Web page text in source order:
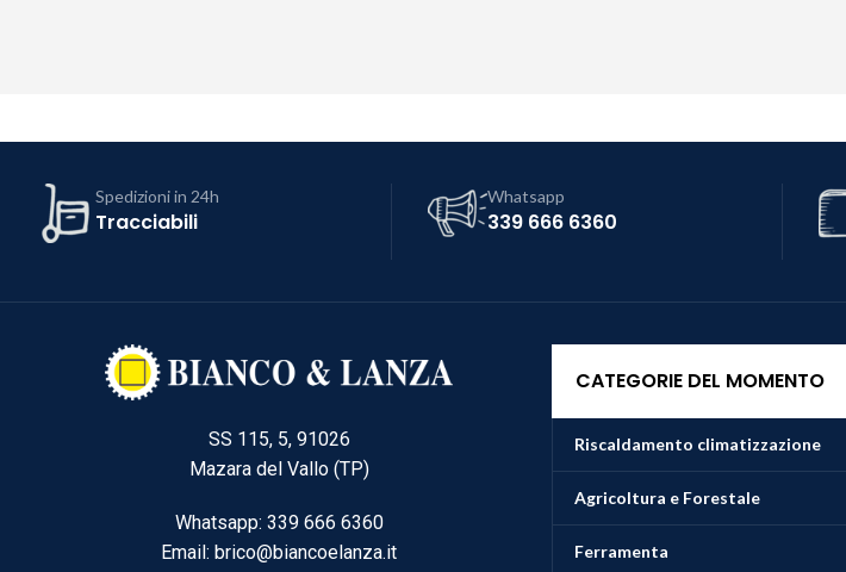
Spedizioni in 24h
Tracciabili
Whatsapp
339 666 6360
SS 115, 5, 91026
Mazara del Vallo (TP)
Whatsapp: 339 666 6360
Email: brico@biancoelanza.it
CATEGORIE DEL MOMENTO
Riscaldamento climatizzazione
Agricoltura e Forestale
Ferramenta